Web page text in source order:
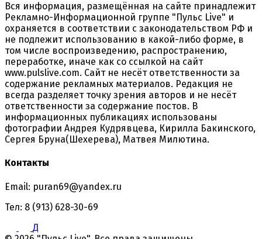
Вся информация, размещённая на сайте принадлежит
Рекламно-Информационной группе "Пульс Live" и
охраняется в соответствии с законодательством РФ и
не подлежит использованию в какой-либо форме, в
том числе воспроизведению, распространению,
переработке, иначе как со ссылкой на сайт
www.pulslive.com. Сайт не несёт ответственности за
содержание рекламных материалов. Редакция не
всегда разделяет точку зрения авторов и не несёт
ответственности за содержание постов. В
информационных публикациях использованы
фотографии Андрея Кудрявцева, Кирилла Бакинского,
Сергея Бруна(Шехерева), Матвея Милютина.
Контакты
Email: puran69@yandex.ru
Тел: 8 (913) 628-30-69
Д